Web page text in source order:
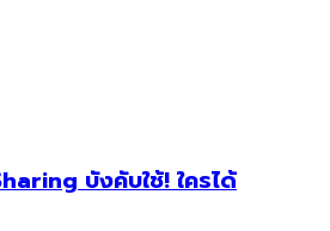
บังคับใช้! ใครได้